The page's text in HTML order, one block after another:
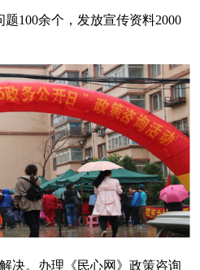
100余个，发放宣传资料2000
。办理《民心网》政策咨询